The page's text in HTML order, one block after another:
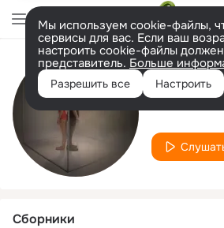
Мы используем cookie-файлы,
сервисы для вас. Если ваш
настроить cookie-файлы
представитель. Больше
Разрешить все Настроить
Andrea
Сборники